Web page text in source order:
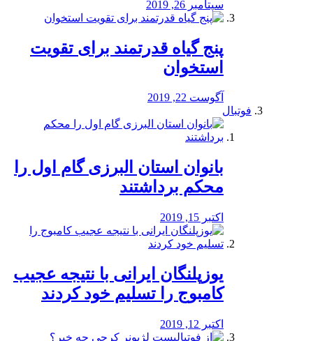
سپتامبر 26, 2019
پنج گیاه قدرتمند برای تقویت
استخوان
آگوست 22, 2019
فوتبال
بانوان استان البرزی گام اول را
محكم برداشتند
اکتبر 15, 2019
یوزپلنگان ایرانی با نتیجه عجیب
کامبوج را تسلیم خود کردند
اکتبر 12, 2019